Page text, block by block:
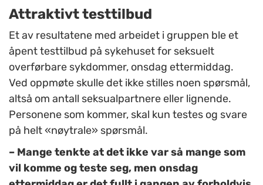
Attraktivt testtilbud
Et av resultatene med arbeidet i gruppen ble et
åpent testtilbud på sykehuset for seksuelt
overførbare sykdommer, onsdag ettermiddag.
Ved oppmøte skulle det ikke stilles noen spørsmål,
altså om antall seksualpartnere eller lignende.
Personene som kommer, skal kun testes og svare
på helt «nøytrale» spørsmål.
– Mange tenkte at det ikke var så mange som
vil komme og teste seg, men onsdag